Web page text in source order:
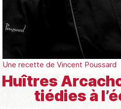
Une recette de Vincent Poussard
Huîtres
tiédies à